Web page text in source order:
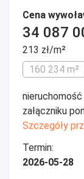
Cena
34 087
213 zł/m²
160 234 m²
załączniku
Szczegóły
Termin:
2026-05-28